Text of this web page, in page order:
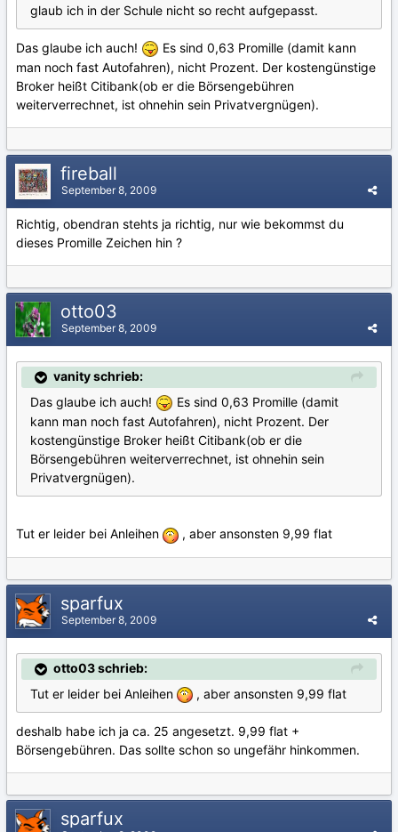
glaub ich in der Schule nicht so recht aufgepasst.
Das glaube ich auch!
Es sind 0,63 Promille (damit kann
man noch fast Autofahren), nicht Prozent. Der kostengünstige
Broker heißt Citibank(ob er die Börsengebühren
weiterverrechnet, ist ohnehin sein Privatvergnügen).
fireball
September 8, 2009
Richtig, obendran stehts ja richtig, nur wie bekommst du
dieses Promille Zeichen hin ?
otto03
September 8, 2009
vanity schrieb:
Das glaube ich auch!
Es sind 0,63 Promille (damit
kann man noch fast Autofahren), nicht Prozent. Der
kostengünstige Broker heißt Citibank(ob er die
Börsengebühren weiterverrechnet, ist ohnehin sein
Privatvergnügen).
Tut er leider bei Anleihen , aber ansonsten 9,99 flat
sparfux
September 8, 2009
otto03 schrieb:
Tut er leider bei Anleihen
, aber ansonsten 9,99 flat
deshalb habe ich ja ca. 25 angesetzt. 9,99 flat +
Börsengebühren. Das sollte schon so ungefähr hinkommen.
sparfux